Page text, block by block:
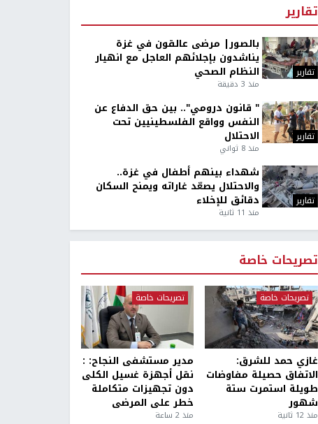
تقارير
تقارير
بالصور| مرضى عالقون في غزة
يناشدون بإجلائهم العاجل مع انهيار
النظام الصحي
منذ 3 دقيقة
تقارير
" قانون درومي".. بين حق الدفاع عن
النفس وواقع الفلسطينيين تحت
الاحتلال
منذ 8 ثواني
تقارير
شهداء بينهم أطفال في غزة..
والاحتلال يصعّد غاراته ويمنح السكان
دقائق للإخلاء
منذ 11 ثانية
تصريحات خاصة
تصريحات خاصة
غازي حمد للشرق:
الاتفاق حصيلة مفاوضات
طويلة استمرت ستة
شهور
منذ 12 ثانية
تصريحات خاصة
مدير مستشفى النجاح: :
نقل أجهزة غسيل الكلى
دون تجهيزات متكاملة
خطر على المرضى
منذ 2 ساعة